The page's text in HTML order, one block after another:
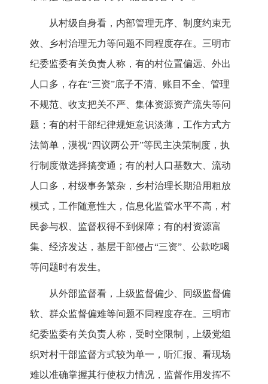
从村级自身看，内部管理无序、制度约束无
效、乡村治理无力等问题不同程度存在。三明市
纪委监委有关负责人称，有的村位置偏远、外出
人口多，存在“三资”底子不清、账目不全、管理
不规范、收支把关不严、集体资源资产流失等问
题；有的村干部纪律规矩意识淡薄，工作方式方
法简单，漠视“四议两公开”等民主决策制度，执
行制度做选择搞变通；有的村人口基数大、流动
人口多，村级事务繁杂，乡村治理长期沿用粗放
模式，工作随意性大，信息化监管水平不高，村
民参与权、监督权得不到保障；有的村资源富
集、经济发达，基层干部侵占“三资”、公款吃喝
等问题时有发生。
从外部监督看，上级监督偏少、同级监督偏
软、群众监督偏难等问题不同程度存在。三明市
纪委监委有关负责人称，受时空限制，上级党组
织对村干部监督方式较为单一，听汇报、看现场
难以准确掌握其行使权力情况，监督作用发挥不